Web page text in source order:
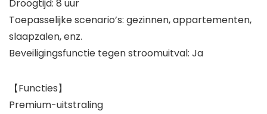
Droogtijd: 8 uur
Toepasselijke scenario’s: gezinnen, appartementen,
slaapzalen, enz.
Beveiligingsfunctie tegen stroomuitval: Ja
【Functies】
Premium-uitstraling